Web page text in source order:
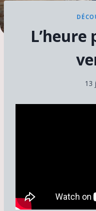
L’heure
13